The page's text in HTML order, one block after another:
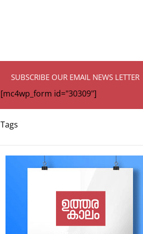
SUBSCRIBE OUR EMAIL NEWS LETTER
[mc4wp_form id="30309"]
Tags